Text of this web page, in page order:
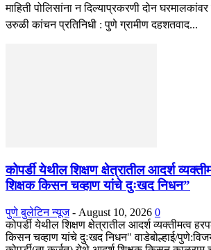
माहिती पोलिसांना न दिल्याप्रकरणी दोन
उरुळी कांचन प्रतिनिधी : पुणे ग्रामीण दहशतवाद...
कोपर्डी येथील शिक्षण क्षेत्रातील आदर्श
शिक्षक किसन चव्हाण यांचे दुःखद निधन”
पुणे बुलेटिन न्यूज - August 10, 2026 0
कोपर्डी येथील शिक्षण क्षेत्रातील आदर्श व्यक्तीमत्व
किसन चव्हाण यांचे दुःखद निधन" वाडेबोल्हाई/